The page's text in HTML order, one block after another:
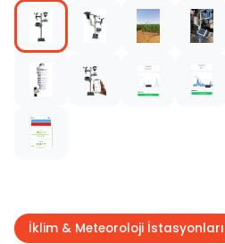
İklim & Meteoroloji İstasyonları